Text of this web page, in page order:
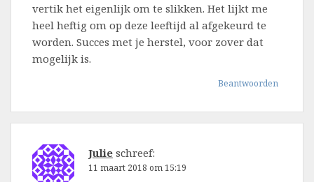
vertik het eigenlijk om te slikken. Het lijkt me
heel heftig om op deze leeftijd al afgekeurd te
worden. Succes met je herstel, voor zover dat
mogelijk is.
Beantwoorden
Julie schreef:
11 maart 2018 om 15:19